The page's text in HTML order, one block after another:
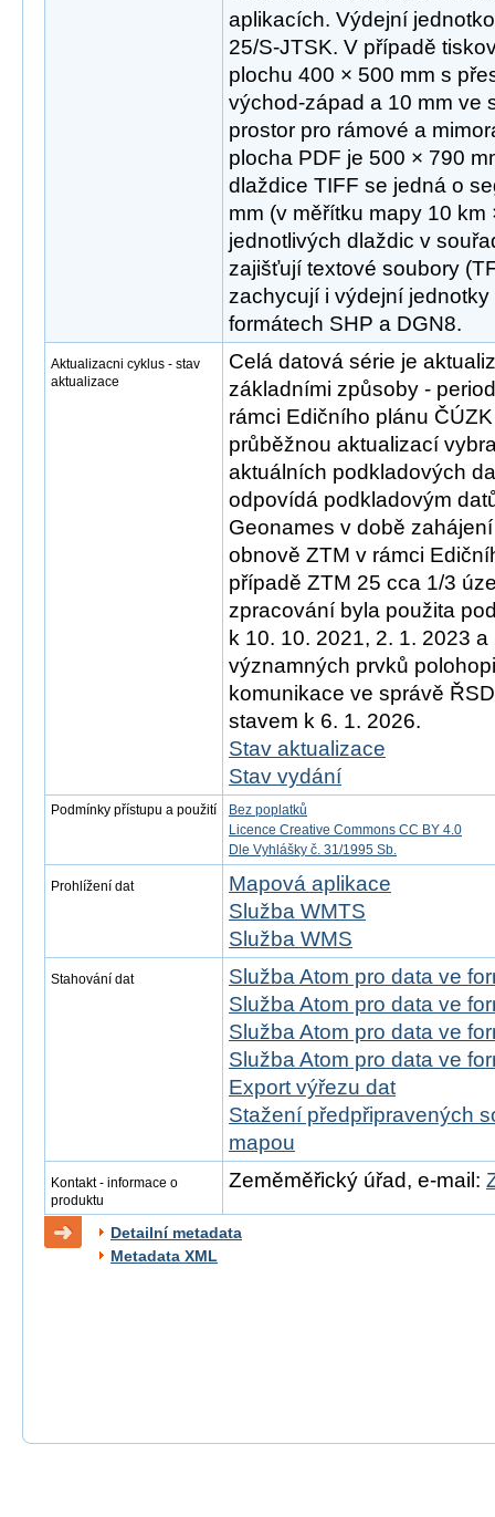
aplikacích. Výdejní
25/S-JTSK. V případě
plochu 400 × 500 mm s
východ-západ a 10 mm ve
prostor pro rámové a
plocha PDF je 500 × 790
dlaždice TIFF se jedná o
mm (v měřítku mapy 10
jednotlivých dlaždic v
zajišťují textové soubory
zachycují i výdejní
formátech SHP a DGN8.
Aktualizacni cyklus - stav
aktualizace
Celá datová série je
základními způsoby -
rámci Edičního plánu
průběžnou aktualizací
aktuálních podkladových
odpovídá podkladovým
Geonames v době
obnově ZTM v rámci
případě ZTM 25 cca 1/3
zpracování byla použita
k 10. 10. 2021, 2. 1. 2023
významných prvků
komunikace ve správě
stavem k 6. 1. 2026.
Stav aktualizace
Stav vydání
Podmínky přístupu a použití
Bez poplatků
Licence Creative Commons CC BY 4.0
Dle Vyhlášky č. 31/1995 Sb.
Prohlížení dat
Mapová aplikace
Služba WMTS
Služba WMS
Stahování dat
Služba Atom pro data ve
Služba Atom pro data ve
Služba Atom pro data ve
Služba Atom pro data ve
Export výřezu dat
Stažení předpřipravených
mapou
Kontakt - informace o
produktu
Zeměměřický úřad, e-mail:
Detailní metadata
Metadata XML